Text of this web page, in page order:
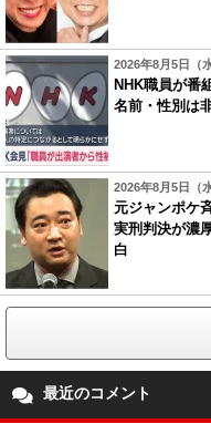
2026年8月5日（
NHK職員が番
名前・性別は
2026年8月5日（
元ジャンポケ
実刑判決が濃
白
最近のコメント